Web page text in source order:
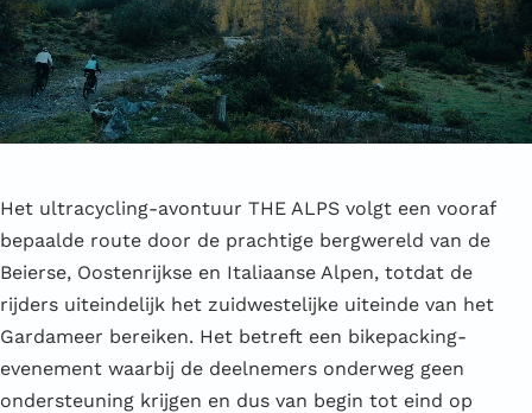
Het ultracycling-avontuur THE ALPS volgt een vooraf
bepaalde route door de prachtige bergwereld van de
Beierse, Oostenrijkse en Italiaanse Alpen, totdat de
rijders uiteindelijk het zuidwestelijke uiteinde van het
Gardameer bereiken. Het betreft een bikepacking-
evenement waarbij de deelnemers onderweg geen
ondersteuning krijgen en dus van begin tot eind op